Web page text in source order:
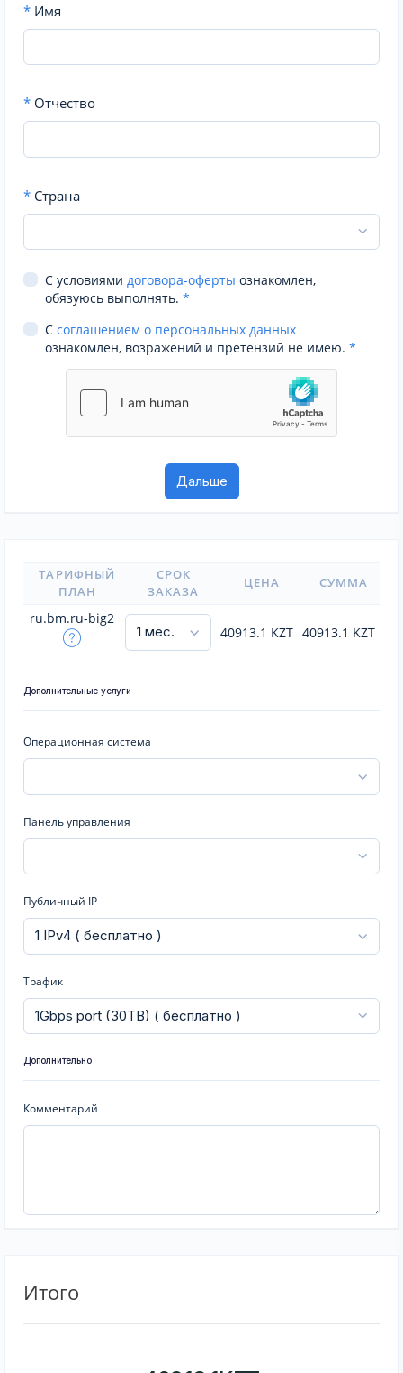
* Имя
* Отчество
* Страна
С условиями договора-оферты ознакомлен,
обязуюсь выполнять. *
С соглашением о персональных данных
ознакомлен, возражений и претензий не имею. *
ТАРИФНЫЙ
ПЛАН
СРОК
ЗАКАЗА
ЦЕНА СУММА
ru.bm.ru-big2
40913.1 KZT 40913.1 KZT
Дополнительные услуги
Операционная система
Панель управления
Публичный IP
Трафик
Дополнительно
Комментарий
Итого